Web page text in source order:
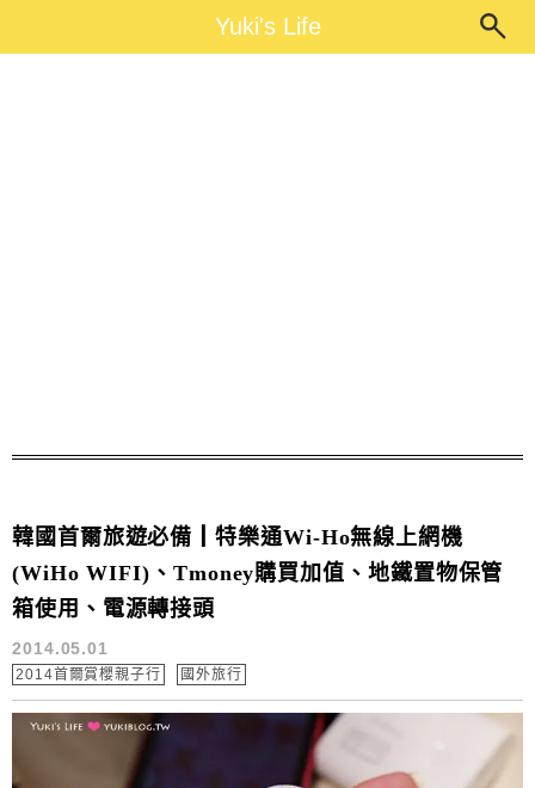
Yuki's LifeYuki's Life
韓國首爾旅遊必備┃特樂通Wi-Ho無線上網機
(WiHo WIFI)、Tmoney購買加值、地鐵置物保管
箱使用、電源轉接頭
2014.05.01
2014首爾賞櫻親子行 國外旅行